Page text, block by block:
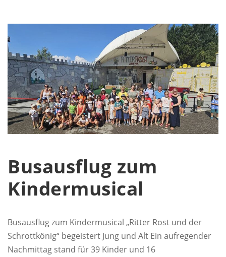
Busausflug zum
Kindermusical
Busausflug zum Kindermusical „Ritter Rost und der
Schrottkönig“ begeistert Jung und Alt Ein aufregender
Nachmittag stand für 39 Kinder und 16